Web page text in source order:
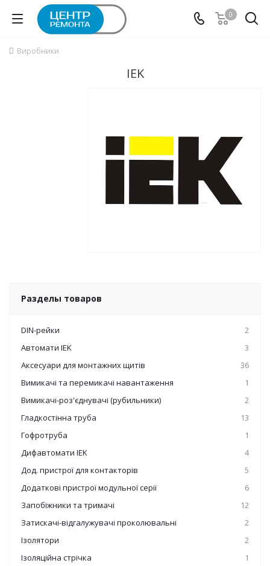
0
Виробники
IEK
Разделы товаров
DIN-рейки
2
Автомати IEK
3
Аксесуари для монтажних щитів
36
Вимикачі та перемикачі навантаження
1
Вимикачі-роз'єднувачі (рубильники)
2
Гладкостінна труба
13
Гофротруба
1
Дифавтомати IEK
4
Дод. пристрої для контакторів
5
Додаткові пристрої модульної серії
6
Запобіжники та тримачі
12
Затискачі-відгалужувачі проколювальні
2
Ізолятори
2
Ізоляційна стрічка
1